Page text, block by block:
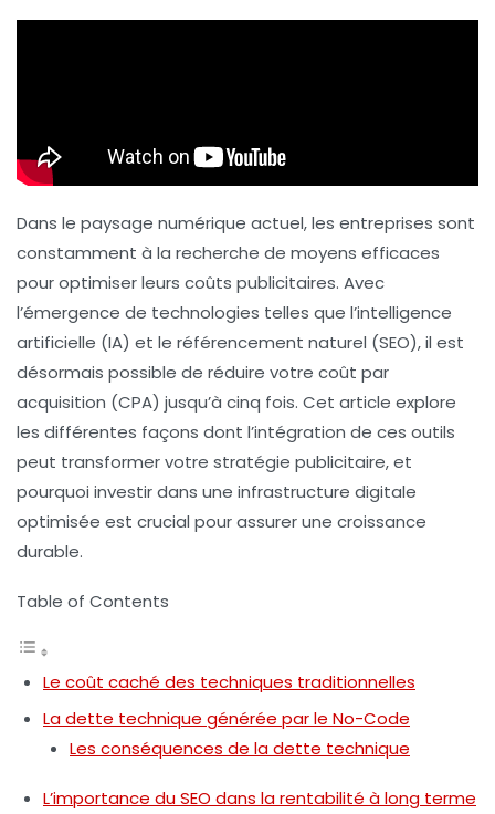
Dans le paysage numérique actuel, les entreprises sont
constamment à la recherche de moyens efficaces
pour optimiser leurs coûts publicitaires. Avec
l’émergence de technologies telles que l’intelligence
artificielle (IA) et le référencement naturel (SEO), il est
désormais possible de réduire votre coût par
acquisition (CPA) jusqu’à cinq fois. Cet article explore
les différentes façons dont l’intégration de ces outils
peut transformer votre stratégie publicitaire, et
pourquoi investir dans une infrastructure digitale
optimisée est crucial pour assurer une croissance
durable.
Table of Contents
Le coût caché des techniques traditionnelles
La dette technique générée par le No-Code
Les conséquences de la dette technique
L’importance du SEO dans la rentabilité à long terme